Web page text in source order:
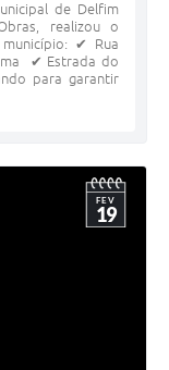
de Delfim
realizou o
✔ Rua
✔ Estrada do
para garantir
FEV
19